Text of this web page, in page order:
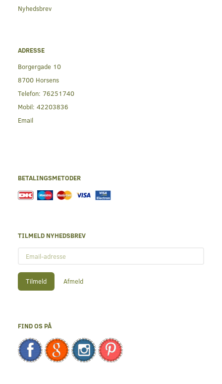
Nyhedsbrev
ADRESSE
Borgergade 10
8700 Horsens
Telefon: 76251740
Mobil: 42203836
Email
BETALINGSMETODER
TILMELD NYHEDSBREV
adresse
Tilmeld Afmeld
FIND OS PÅ